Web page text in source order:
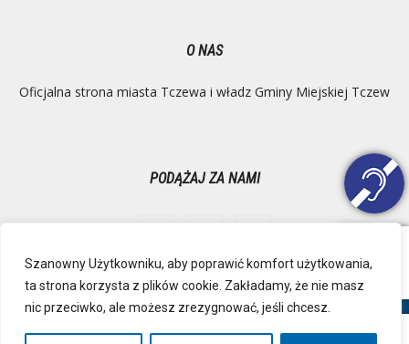
Szanowny Użytkowniku, aby poprawić komfort użytkowania,
ta strona korzysta z plików cookie. Zakładamy, że nie masz
nic przeciwko, ale możesz zrezygnować, jeśli chcesz.
O NAS
Oficjalna strona miasta Tczewa i władz Gminy Miejskiej Tczew
PODĄŻAJ ZA NAMI
Ochrona danych osobowych
Inspektor Danych Osobowych
Polityka Prywatności
Deklaracja dostępności
RSS
Kontakt